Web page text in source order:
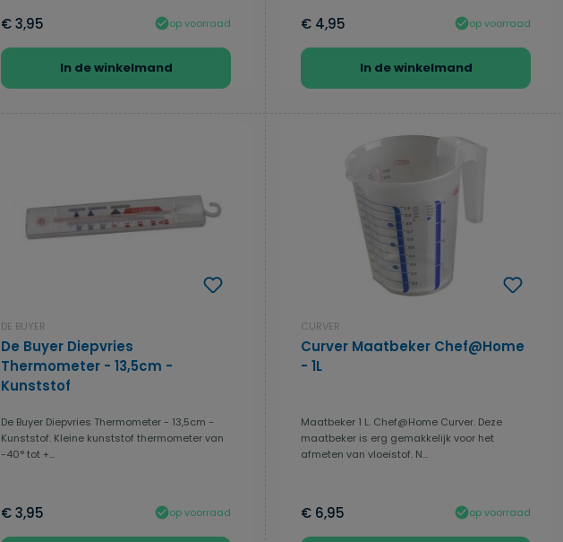
€ 3,95 op voorraad
In de winkelmand
€ 4,95 op voorraad
In de winkelmand
DE BUYER
De Buyer Diepvries
Thermometer - 13,5cm -
Kunststof
De Buyer Diepvries Thermometer - 13,5cm -
Kunststof. Kleine kunststof thermometer van
-40° tot +...
€ 3,95 op voorraad
CURVER
Curver Maatbeker Chef@Home
- 1L
Maatbeker 1 L. Chef@Home Curver. Deze
maatbeker is erg gemakkelijk voor het
afmeten van vloeistof. N...
€ 6,95 op voorraad